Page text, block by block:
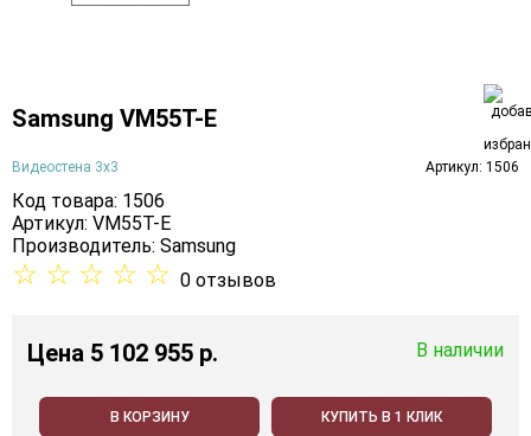
Samsung VM55T-E
Видеостена 3х3 Артикул: 1506
Код товара: 1506
Артикул: VM55T-E
Производитель: Samsung
☆ ☆ ☆ ☆ ☆ 0 отзывов
Цена 5 102 955 p. В наличии
В КОРЗИНУ КУПИТЬ В 1 КЛИК